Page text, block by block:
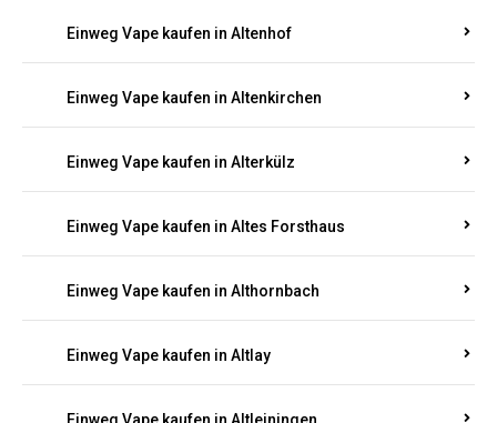
Einweg Vape kaufen in Altenhof
Einweg Vape kaufen in Altenkirchen
Einweg Vape kaufen in Alterkülz
Einweg Vape kaufen in Altes Forsthaus
Einweg Vape kaufen in Althornbach
Einweg Vape kaufen in Altlay